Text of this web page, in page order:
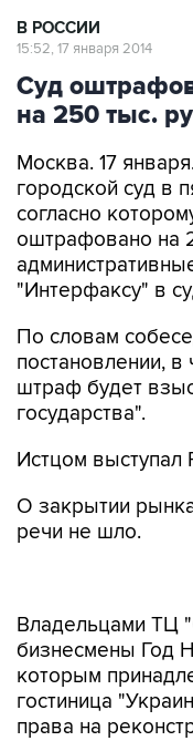
В РОССИИ
15:52, 17 января 2014
Суд
на 250 тыс.
Москва. 17
городской суд в
согласно
оштрафовано на
"Интерфаксу" в
По словам
постановлении, в
штраф будет
государства".
Истцом выступал
О закрытии
речи не шло.
Владельцами ТЦ
бизнесмены Год
которым
гостиница
права на